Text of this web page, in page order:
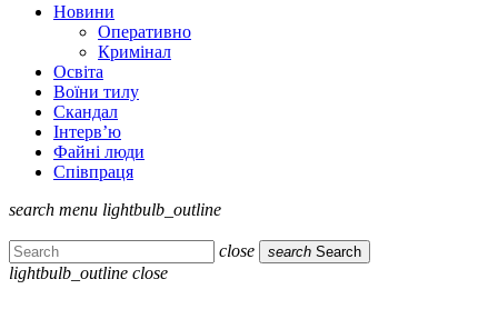
Новини
Оперативно
Кримінал
Освіта
Воїни тилу
Скандал
Інтерв’ю
Файні люди
Співпраця
search menu lightbulb_outline
close search Search
lightbulb_outline close